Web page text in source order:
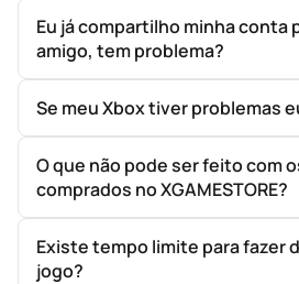
Eu já compartilho minha conta
amigo, tem problema?
Se meu Xbox tiver problemas
O que não pode ser feito com
comprados no XGAMESTORE?
Existe tempo limite para fazer
jogo?